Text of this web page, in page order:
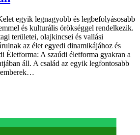
egyik legnagyobb és legbefolyásosabb
és kulturális örökséggel rendelkezik.
területei, olajkincsei és vallási
az élet egyedi dinamikájához és
Életforma: A szaúdi életforma gyakran a
áll. A család az egyik legfontosabb
emberek…